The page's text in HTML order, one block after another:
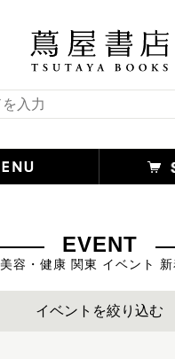
EVENT
美容・健康 関東 イベント 新
イベントを絞り込む